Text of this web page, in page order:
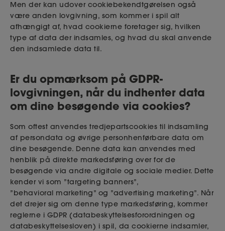
Men der kan udover cookiebekendtgørelsen også
være anden lovgivning, som kommer i spil alt
afhængigt af, hvad cookierne foretager sig, hvilken
type af data der indsamles, og hvad du skal anvende
den indsamlede data til.
Er du opmærksom på GDPR-
lovgivningen, når du indhenter data
om dine besøgende via cookies?
Som oftest anvendes tredjepartscookies til indsamling
af persondata og øvrige personhenførbare data om
dine besøgende. Denne data kan anvendes med
henblik på direkte markedsføring over for de
besøgende via andre digitale og sociale medier. Dette
kender vi som ”targeting banners”,
”behavioral marketing” og ”advertising marketing”. Når
det drejer sig om denne type markedsføring, kommer
reglerne i GDPR (databeskyttelsesforordningen og
databeskyttelsesloven) i spil, da cookierne indsamler,